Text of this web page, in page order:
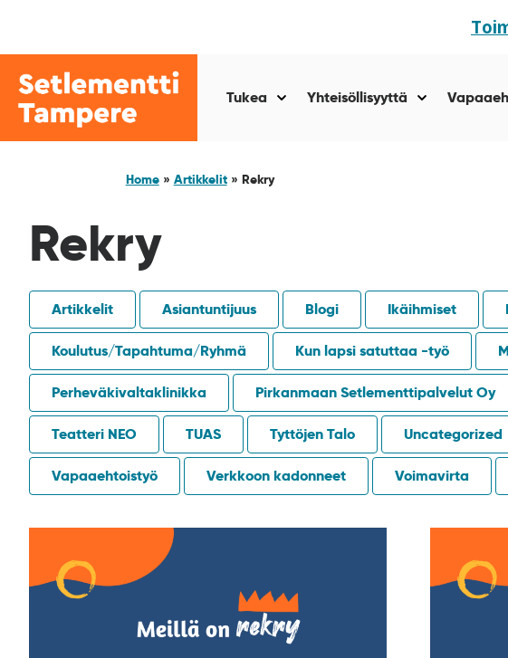
Tampere
Tukea
Näytä
Yhteisöllisyyttä
Näytä
Home» Artikkelit» Rekry
Rekry
Artikkelit Asiantuntijuus Blogi Ikäihmiset
Koulutus/Tapahtuma/Ryhmä Kun lapsi satuttaa -työ
Perheväkivaltaklinikka Pirkanmaan Setlementtipalvelut Oy
Teatteri NEO TUAS Tyttöjen Talo Uncategorized
Vapaaehtoistyö Verkkoon kadonneet Voimavirta